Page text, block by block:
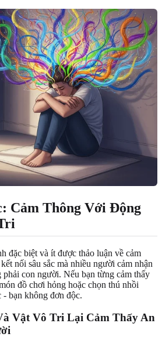
Cảm Thông Với Động
đặc biệt và ít được thảo luận về cảm
nối sâu sắc mà nhiều người cảm nhận
con người. Nếu bạn từng cảm thấy
đồ chơi hỏng hoặc chọn thú nhồi
bạn không đơn độc.
Vật Vô Tri Lại Cảm Thấy An